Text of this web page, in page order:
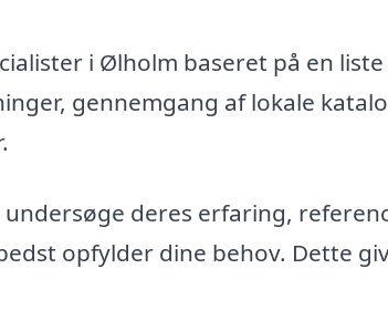
i Ølholm baseret på en
gennemgang af lokale
deres erfaring,
opfylder dine behov. Dette